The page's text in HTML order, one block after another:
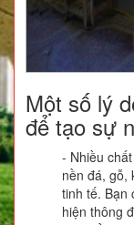
Một số lý
để tạo sự
- Nhiều
nền đá, gỗ,
tinh tế. Bạn
hiện thông